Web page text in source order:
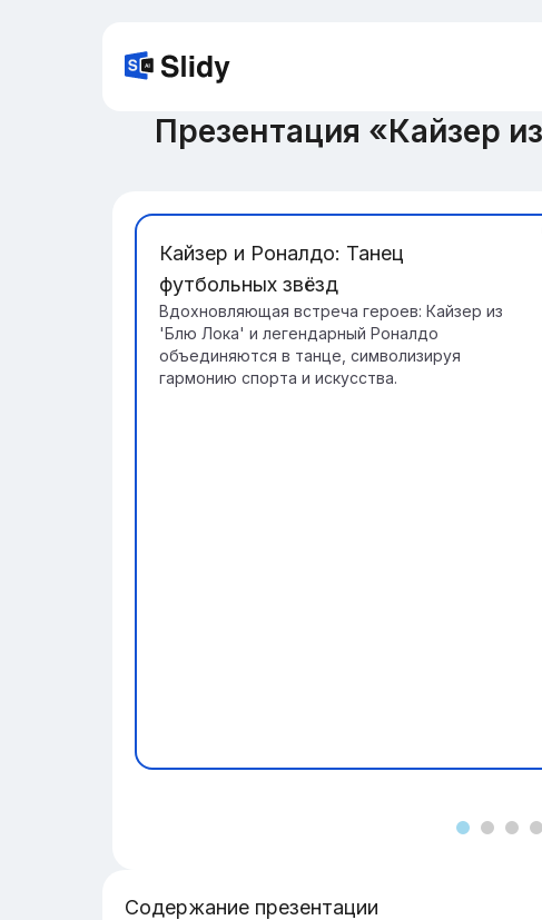
Презентация «Кайзер
Кайзер и Роналдо: Танец
футбольных звёзд
Вдохновляющая встреча героев: Кайзер из
'Блю Лока' и легендарный Роналдо
объединяются в танце, символизируя
гармонию спорта и искусства.
Содержание презентации